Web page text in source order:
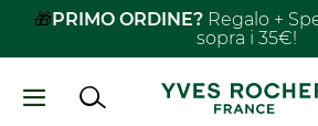
Salta
principale
🎁PRIMO ORDINE? Regalo +
sopra i 35€!